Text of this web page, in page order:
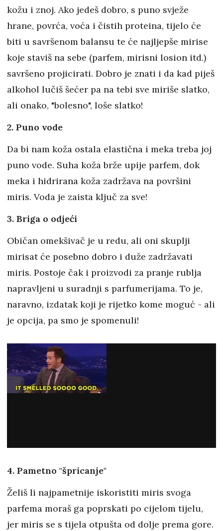
kožu i znoj. Ako jedeš dobro, s puno svježe
hrane, povrća, voća i čistih proteina, tijelo će
biti u savršenom balansu te će najljepše mirise
koje staviš na sebe (parfem, mirisni losion itd.)
savršeno projicirati. Dobro je znati i da kad piješ
alkohol lučiš šećer pa na tebi sve miriše slatko,
ali onako, "bolesno", loše slatko!
2. Puno vode
Da bi nam koža ostala elastična i meka treba joj
puno vode. Suha koža brže upije parfem, dok
meka i hidrirana koža zadržava na površini
miris. Voda je zaista ključ za sve!
3. Briga o odjeći
Običan omekšivač je u redu, ali oni skuplji
mirisat će posebno dobro i duže zadržavati
miris. Postoje čak i proizvodi za pranje rublja
napravljeni u suradnji s parfumerijama. To je,
naravno, izdatak koji je rijetko kome moguć - ali
je opcija, pa smo je spomenuli!
4. Pametno "špricanje"
Želiš li najpametnije iskoristiti miris svoga
parfema moraš ga poprskati po cijelom tijelu,
jer miris se s tijela otpušta od dolje prema gore.